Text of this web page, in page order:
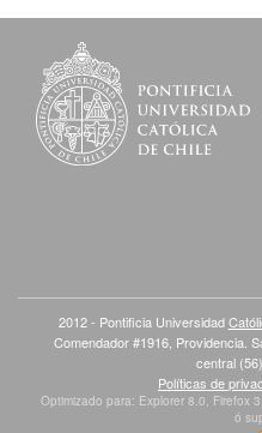
2012 - Pontificia Universidad
Comendador #1916, Providencia.
central
Políticas de
Optimizado para: Explorer 8.0, Firefox
ó